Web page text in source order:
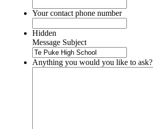
Your contact phone number
Hidden
Message Subject
Anything you would you like to ask?